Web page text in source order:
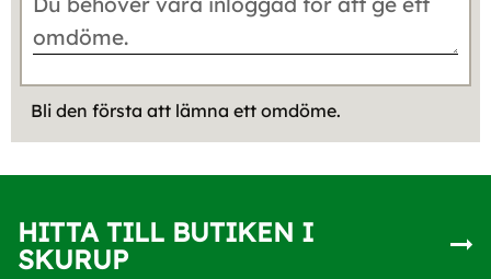
Bli den första att lämna ett omdöme.
HITTA TILL BUTIKEN I
SKURUP